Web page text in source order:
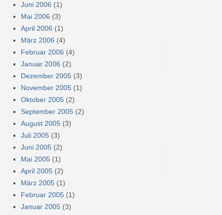
Juni 2006 (1)
Mai 2006 (3)
April 2006 (1)
März 2006 (4)
Februar 2006 (4)
Januar 2006 (2)
Dezember 2005 (3)
November 2005 (1)
Oktober 2005 (2)
September 2005 (2)
August 2005 (3)
Juli 2005 (3)
Juni 2005 (2)
Mai 2005 (1)
April 2005 (2)
März 2005 (1)
Februar 2005 (1)
Januar 2005 (3)